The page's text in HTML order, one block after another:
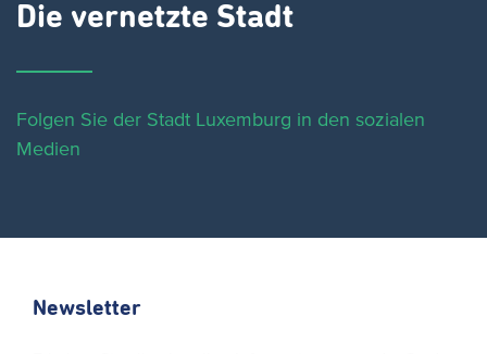
Die vernetzte Stadt
Folgen Sie der Stadt Luxemburg in den sozialen
Medien
Newsletter